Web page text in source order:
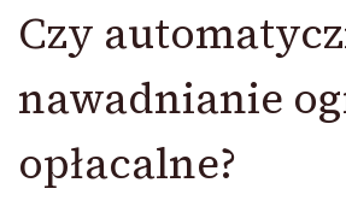
Czy
nawadnianie
opłacalne?